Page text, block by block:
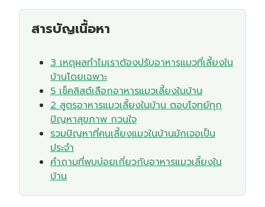
สารบัญเนื้อหา
3 เหตุผลทำไมเราต้องปรับอาหารแมวที่เลี้ยงใน
บ้านโดยเฉพาะ
5 เช็คลิสต์เลือกอาหารแมวเลี้ยงในบ้าน
2 สูตรอาหารแมวเลี้ยงในบ้าน ตอบโจทย์ทุก
ปัญหาสุขภาพ กวนใจ
รวมปัญหาที่คนเลี้ยงแมวในบ้านมักเจอเป็น
ประจำ
คำถามที่พบบ่อยเกี่ยวกับอาหารแมวเลี้ยงใน
บ้าน